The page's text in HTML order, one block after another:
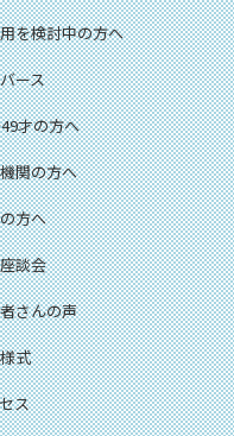
を検討中の方へ
ース
才の方へ
関の方へ
方へ
談会
さんの声
式
ス